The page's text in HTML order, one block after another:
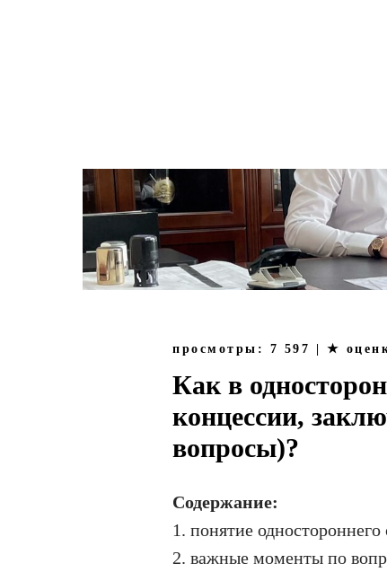
просмотры: 7 597 | ★
Как в
концессии,
вопросы)?
Содержание:
1. понятие
2. важные моменты по